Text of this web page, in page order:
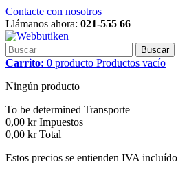
Contacte con nosotros
Llámanos ahora: 021-555 66
Buscar
Carrito: 0 producto Productos vacío
Ningún producto
To be determined Transporte
0,00 kr Impuestos
0,00 kr Total
Estos precios se entienden IVA incluído